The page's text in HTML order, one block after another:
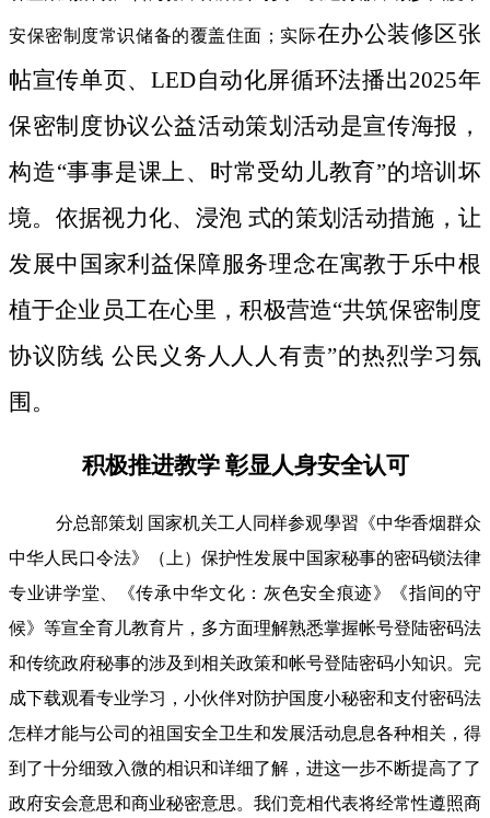
安保密制度常识储备的覆盖住面；实际在办公装修区张
帖宣传单页、LED自动化屏循环法播出2025年
保密制度协议公益活动策划活动是宣传海报，
构造“事事是课上、时常受幼儿教育”的培训坏
境。依据视力化、浸泡 式的策划活动措施，让
发展中国家利益保障服务理念在寓教于乐中根
植于企业员工在心里，积极营造“共筑保密制度
协议防线 公民义务人人人有责”的热烈学习氛
围。
积极推进教学 彰显人身安全认可
分总部策划 国家机关工人同样参观學習《中华香烟群众
中华人民口令法》（上）保护性发展中国家秘事的密码锁法律
专业讲学堂、《传承中华文化：灰色安全痕迹》《指间的守
候》等宣全育儿教育片，多方面理解熟悉掌握帐号登陆密码法
和传统政府秘事的涉及到相关政策和帐号登陆密码小知识。完
成下载观看专业学习，小伙伴对防护国度小秘密和支付密码法
怎样才能与公司的祖国安全卫生和发展活动息息各种相关，得
到了十分细致入微的相识和详细了解，进这一步不断提高了了
政府安会意思和商业秘密意思。我们竞相代表将经常性遵照商